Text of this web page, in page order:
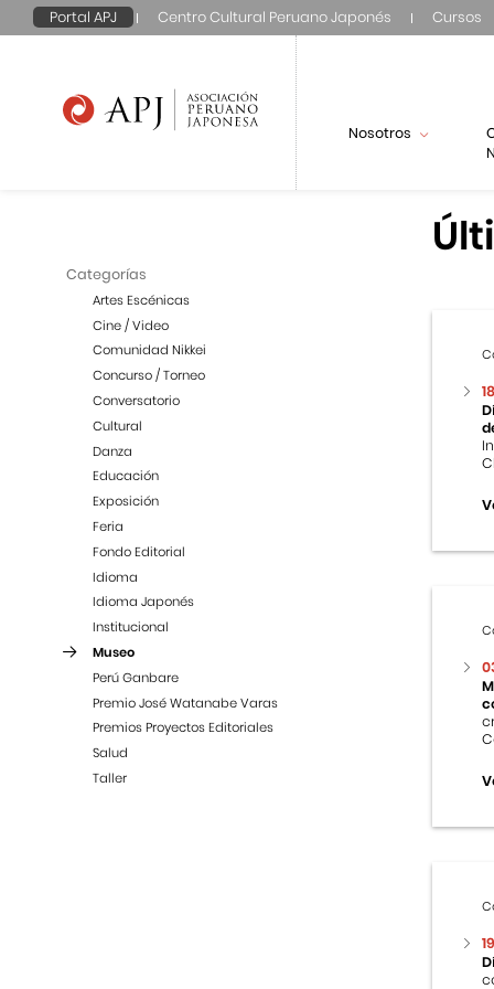
Portal APJ Centro Cultural Peruano Japonés Cursos
Nosotros
Categorías
Artes Escénicas
Cine / Video
Comunidad Nikkei
Concurso / Torneo
Conversatorio
Cultural
Danza
Educación
Exposición
Feria
Fondo Editorial
Idioma
Idioma Japonés
Institucional
Museo
Perú Ganbare
Premio José Watanabe Varas
Premios Proyectos Editoriales
Salud
Taller